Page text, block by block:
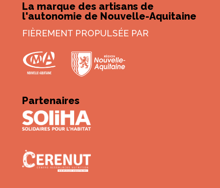
La marque des artisans de
l'autonomie de Nouvelle-Aquitaine
FIÈREMENT PROPULSÉE PAR
Partenaires